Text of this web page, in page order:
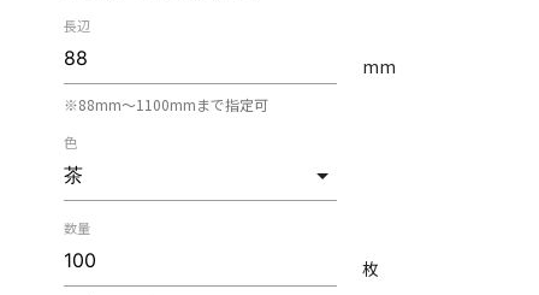
長辺
※88mm〜1100mmまで指定可
mm
色
数量
枚